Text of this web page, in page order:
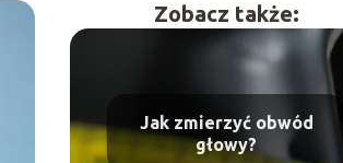
Zobacz także:
Jak zmierzyć obwód
głowy?